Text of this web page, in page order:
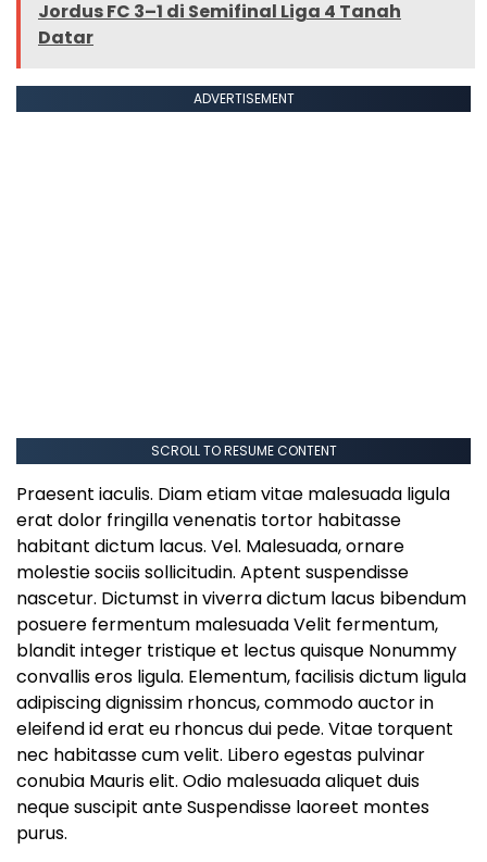
Jordus FC 3–1 di Semifinal Liga 4 Tanah
Datar
ADVERTISEMENT
SCROLL TO RESUME CONTENT
Praesent iaculis. Diam etiam vitae malesuada ligula
erat dolor fringilla venenatis tortor habitasse
habitant dictum lacus. Vel. Malesuada, ornare
molestie sociis sollicitudin. Aptent suspendisse
nascetur. Dictumst in viverra dictum lacus bibendum
posuere fermentum malesuada Velit fermentum,
blandit integer tristique et lectus quisque Nonummy
convallis eros ligula. Elementum, facilisis dictum ligula
adipiscing dignissim rhoncus, commodo auctor in
eleifend id erat eu rhoncus dui pede. Vitae torquent
nec habitasse cum velit. Libero egestas pulvinar
conubia Mauris elit. Odio malesuada aliquet duis
neque suscipit ante Suspendisse laoreet montes
purus.